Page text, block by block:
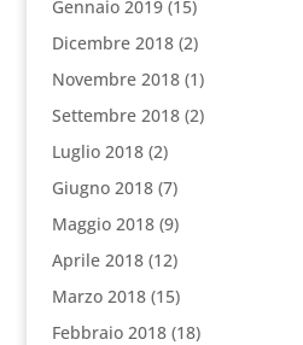
Gennaio 2019(15)
Dicembre 2018(2)
Novembre 2018(1)
Settembre 2018(2)
Luglio 2018(2)
Giugno 2018(7)
Maggio 2018(9)
Aprile 2018(12)
Marzo 2018(15)
Febbraio 2018(18)